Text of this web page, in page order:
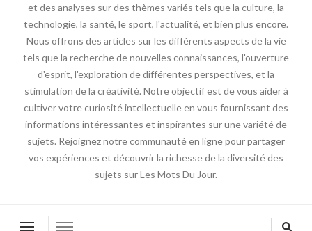
et des analyses sur des thèmes variés tels que la culture, la
technologie, la santé, le sport, l'actualité, et bien plus encore.
Nous offrons des articles sur les différents aspects de la vie
tels que la recherche de nouvelles connaissances, l'ouverture
d'esprit, l'exploration de différentes perspectives, et la
stimulation de la créativité. Notre objectif est de vous aider à
cultiver votre curiosité intellectuelle en vous fournissant des
informations intéressantes et inspirantes sur une variété de
sujets. Rejoignez notre communauté en ligne pour partager
vos expériences et découvrir la richesse de la diversité des
sujets sur Les Mots Du Jour.